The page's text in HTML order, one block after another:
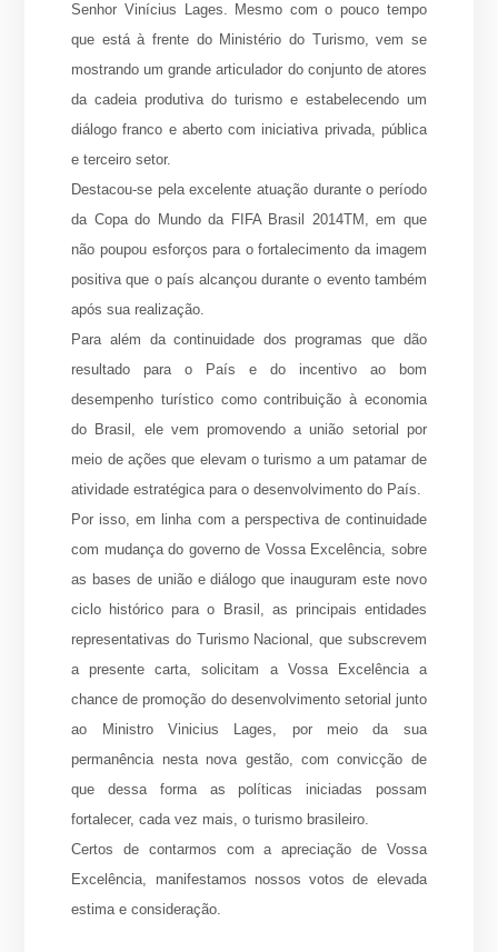
Senhor Vinícius Lages. Mesmo com o pouco tempo
que está à frente do Ministério do Turismo, vem se
mostrando um grande articulador do conjunto de atores
da cadeia produtiva do turismo e estabelecendo um
diálogo franco e aberto com iniciativa privada, pública
e terceiro setor.
Destacou-se pela excelente atuação durante o período
da Copa do Mundo da FIFA Brasil 2014TM, em que
não poupou esforços para o fortalecimento da imagem
positiva que o país alcançou durante o evento também
após sua realização.
Para além da continuidade dos programas que dão
resultado para o País e do incentivo ao bom
desempenho turístico como contribuição à economia
do Brasil, ele vem promovendo a união setorial por
meio de ações que elevam o turismo a um patamar de
atividade estratégica para o desenvolvimento do País.
Por isso, em linha com a perspectiva de continuidade
com mudança do governo de Vossa Excelência, sobre
as bases de união e diálogo que inauguram este novo
ciclo histórico para o Brasil, as principais entidades
representativas do Turismo Nacional, que subscrevem
a presente carta, solicitam a Vossa Excelência a
chance de promoção do desenvolvimento setorial junto
ao Ministro Vinicius Lages, por meio da sua
permanência nesta nova gestão, com convicção de
que dessa forma as políticas iniciadas possam
fortalecer, cada vez mais, o turismo brasileiro.
Certos de contarmos com a apreciação de Vossa
Excelência, manifestamos nossos votos de elevada
estima e consideração.